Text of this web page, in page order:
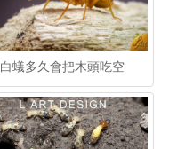
白蟻多久會把木頭吃空